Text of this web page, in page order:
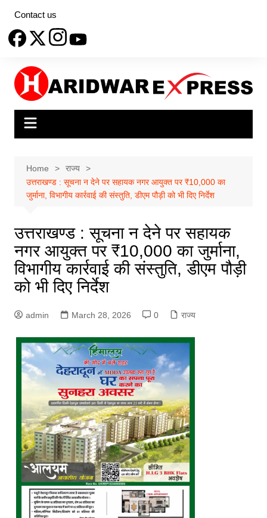
content
Contact us
Home
राज्य
उत्तराखण्ड : सूचना न देने पर सहायक नगर आयुक्त पर ₹10,000 का
जुर्माना, विभागीय कार्रवाई की संस्तुति, डीएम पौड़ी को भी दिए निर्देश
उत्तराखण्ड : सूचना न देने पर सहायक
नगर आयुक्त पर ₹10,000 का जुर्माना,
विभागीय कार्रवाई की संस्तुति, डीएम पौड़ी
को भी दिए निर्देश
admin March 28, 2026 0 राज्य